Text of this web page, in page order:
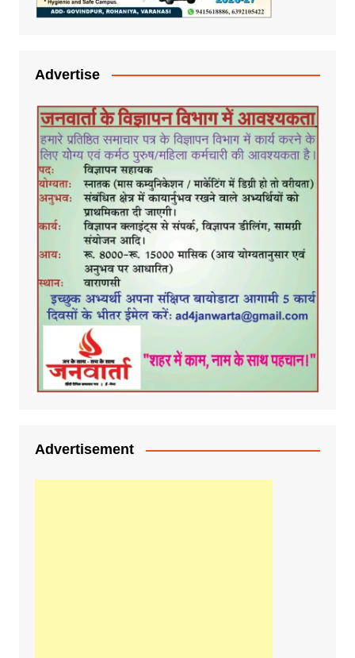
Advertise
Advertisement